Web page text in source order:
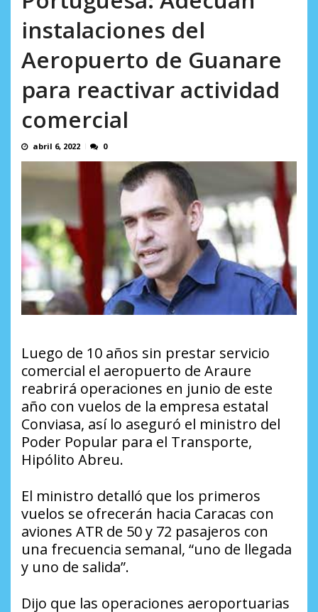
instalaciones del
Aeropuerto de Guanare
para reactivar actividad
comercial
abril 6, 2022 0
Luego de 10 años sin prestar servicio
comercial el aeropuerto de Araure
reabrirá operaciones en junio de este
año con vuelos de la empresa estatal
Conviasa, así lo aseguró el ministro del
Poder Popular para el Transporte,
Hipólito Abreu.
El ministro detalló que los primeros
vuelos se ofrecerán hacia Caracas con
aviones ATR de 50 y 72 pasajeros con
una frecuencia semanal, “uno de llegada
y uno de salida”.
Dijo que las operaciones aeroportuarias